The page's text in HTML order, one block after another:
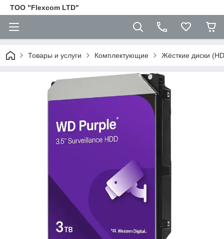
ТОО "Flexcom LTD"
Товары и услуги Комплектующие Жёсткие диски